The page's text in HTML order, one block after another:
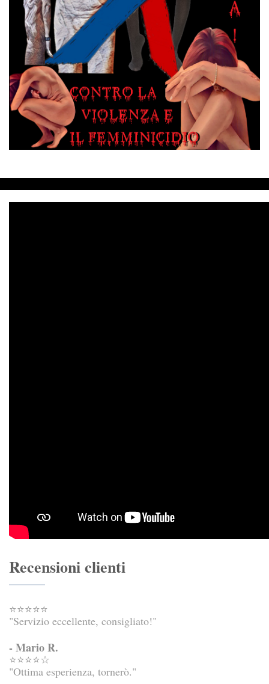
Recensioni clienti
⭐⭐⭐⭐⭐
"Servizio eccellente, consigliato!"
- Mario R.
⭐⭐⭐⭐☆
"Ottima esperienza, tornerò."